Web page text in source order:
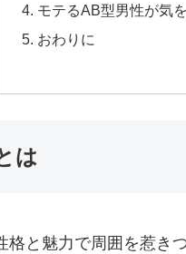
モテるAB型男性が気
おわりに
は
格と魅力で周囲を惹き